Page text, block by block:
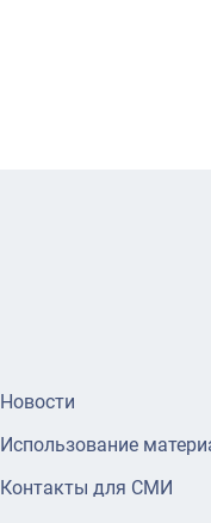
Новости
Использование
Контакты для СМИ